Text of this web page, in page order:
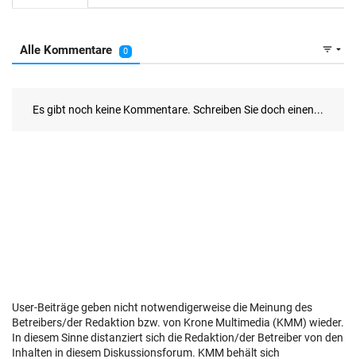
User-Beiträge geben nicht notwendigerweise die Meinung des
Betreibers/der Redaktion bzw. von Krone Multimedia (KMM) wieder.
In diesem Sinne distanziert sich die Redaktion/der Betreiber von den
Inhalten in diesem Diskussionsforum. KMM behält sich